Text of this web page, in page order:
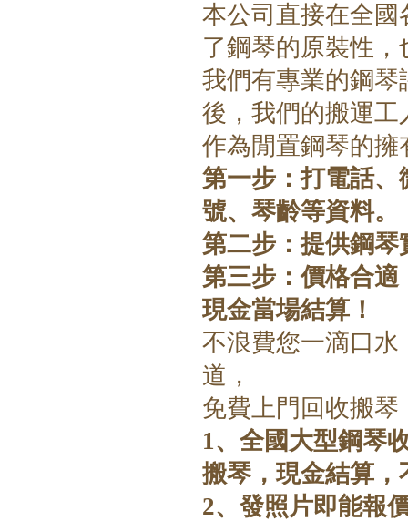
本公司直接在全
了鋼琴的原裝性
我們有專業的鋼
後，我們的搬運
作為閒置鋼琴的擁
第一步：打電話、
號、琴齡等資料。
第二步：提供鋼
第三步：價格合
現金當場結算！
不浪費您一滴口
道，
免費上門回收搬
1、全國大型鋼琴
搬琴，現金結算
2、發照片即能報